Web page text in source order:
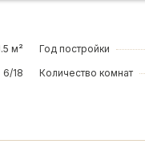
м²
6/18
Год постройки
Количество комнат